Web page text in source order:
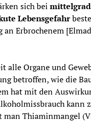
sich bei
Lebensgefahr
Erbrochenem
Organe und
betroffen, wie die
hat mit den
kann
Thiaminmangel